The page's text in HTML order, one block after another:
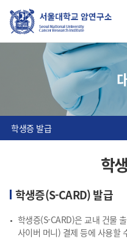
학생증 발급
학
학생증(S-CARD) 발급
학생증(S-CARD)은 교내 건물
사이버 머니) 결제 등에 사용할